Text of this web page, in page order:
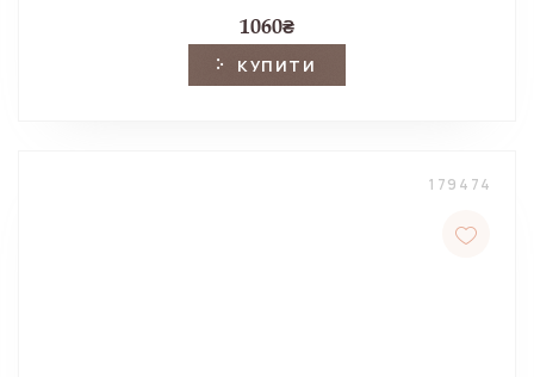
1060₴
КУПИТИ
179474